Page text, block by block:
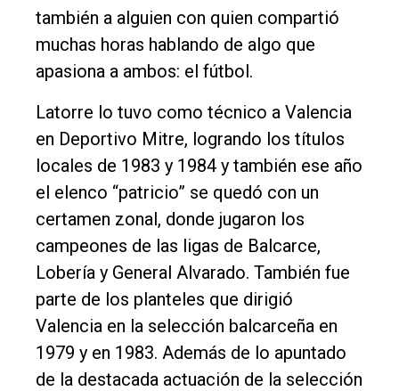
también a alguien con quien compartió
muchas horas hablando de algo que
apasiona a ambos: el fútbol.
Latorre lo tuvo como técnico a Valencia
en Deportivo Mitre, logrando los títulos
locales de 1983 y 1984 y también ese año
el elenco “patricio” se quedó con un
certamen zonal, donde jugaron los
campeones de las ligas de Balcarce,
Lobería y General Alvarado. También fue
parte de los planteles que dirigió
Valencia en la selección balcarceña en
1979 y en 1983. Además de lo apuntado
de la destacada actuación de la selección